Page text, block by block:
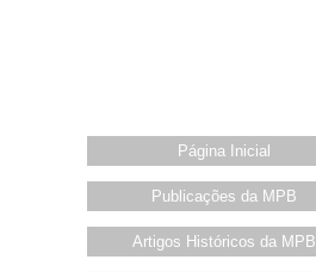
Página Inicial
Publicações da MPB
Artigos Históricos da MPB